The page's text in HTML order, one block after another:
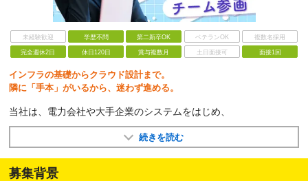
未経験歓迎 学歴不問 第二新卒OK ベテランOK 複数名採用
完全週休2日 休日120日 賞与複数月 土日面接可 面接1回
インフラの基礎からクラウド設計まで。
隣に「手本」がいるから、迷わず進める。
当社は、電力会社や大手企業のシステムをはじめ、
続きを読む
募集背景